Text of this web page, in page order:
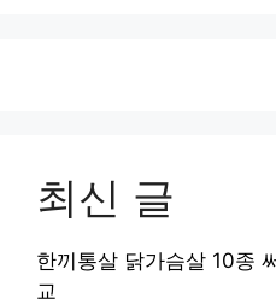
최신 글
한끼통살 닭가슴살 10종
교